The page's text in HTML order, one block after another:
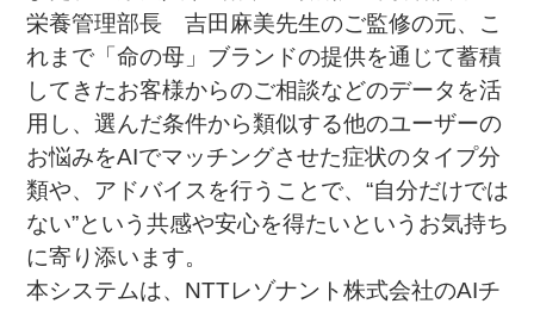
栄養管理部長 吉田麻美先生のご監修の元、こ
れまで「命の母」ブランドの提供を通じて蓄積
してきたお客様からのご相談などのデータを活
用し、選んだ条件から類似する他のユーザーの
お悩みをAIでマッチングさせた症状のタイプ分
類や、アドバイスを行うことで、“自分だけでは
ない”という共感や安心を得たいというお気持ち
に寄り添います。
本システムは、NTTレゾナント株式会社のAIチ